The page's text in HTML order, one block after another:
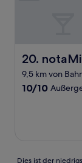
20.
notaMi -
9,5 km von
10.0
10/10
Dies
Dies ist der